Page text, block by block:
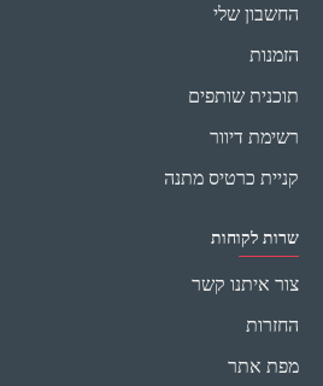
החשבון שלי
הזמנות
תוכנית שותפים
רשימת דיוור
קניית כרטיס מתנה
שרות לקוחות
צור איתנו קשר
החזרות
מפת אתר